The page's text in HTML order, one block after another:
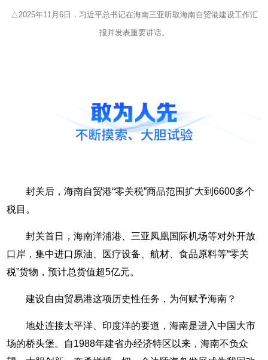
△2025年11月6日，习近平总书记在海南三亚听取海南自贸港建设工作汇
报并发表重要讲话。
封关后，海南自贸港“零关税”商品范围扩大到6600多个
税目。
封关首日，海南洋浦港、三亚凤凰国际机场等对外开放
口岸，集中进口原油、医疗设备、航材、食品原料等“零关
税”货物，预计总货值超5亿元。
建设自由贸易港这项历史性任务，为何赋予海南？
地处连接太平洋、印度洋的要道，海南是进入中国大市
场的桥头堡。自1988年建省办经济特区以来，海南不负众